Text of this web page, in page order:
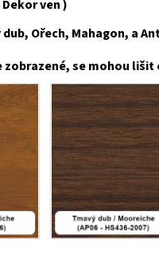
ven )
Ořech, Mahagon, a
zobrazené, se mohou